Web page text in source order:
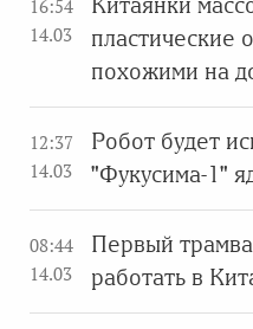
16:54
14.03
пластические
похожими на
12:37
14.03
Робот будет
"Фукусима-1"
08:44
14.03
Первый
работать в